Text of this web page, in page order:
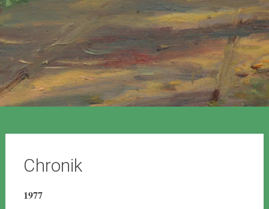
Chronik
1977